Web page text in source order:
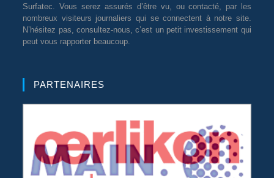
Surfatec. Vous serez assurés d’être vu, ou contacté, par les
nombreux visiteurs journaliers qui se connectent à notre site.
N’hésitez pas, consultez-nous, c’est un petit investissement qui
peut vous rapporter beaucoup.
PARTENAIRES